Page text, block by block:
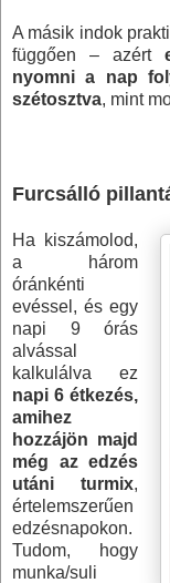
A másik indok
függően – azért
nyomni a nap
szétosztva, mint
Furcsálló
Ha kiszámolod,
a három
óránkénti
evéssel, és egy
napi 9 órás
alvással
kalkulálva ez
napi 6 étkezés,
amihez
hozzájön majd
még az edzés
utáni turmix,
értelemszerűen
edzésnapokon.
Tudom, hogy
munka/suli